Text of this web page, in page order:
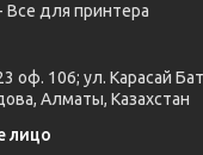
Все для принтера
оф. 106; ул. Карасай
Алматы, Казахстан